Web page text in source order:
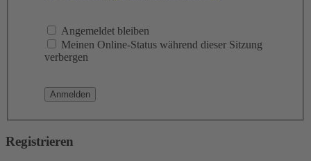
Angemeldet bleiben
Meinen Online-Status während dieser Sitzung
verbergen
Registrieren